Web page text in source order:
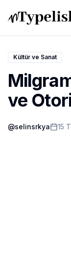
Dünya
Film ve Dizi
Kültür ve Sanat
Kültür ve Sanat
ve
@selinsrkya 15